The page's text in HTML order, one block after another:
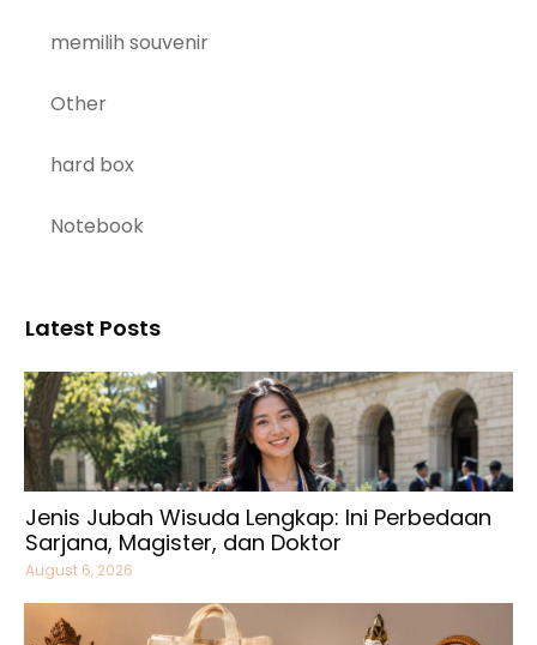
memilih souvenir
Other
hard box
Notebook
Latest Posts
Jenis Jubah Wisuda Lengkap: Ini Perbedaan
Sarjana, Magister, dan Doktor
August 6, 2026